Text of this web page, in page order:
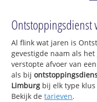
Al flink wat jaren is
gevestigde naam als
verstopte afvoer van
als bij
Limburg bij elk type
Bekijk detarieven.